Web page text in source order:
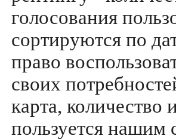
голосования
сортируются по
право
своих
карта, количество
пользуется нашим